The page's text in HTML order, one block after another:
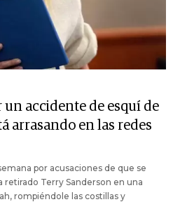
un accidente de esquí de
arrasando en las redes
por acusaciones de que se
Terry Sanderson en una
rompiéndole las costillas y